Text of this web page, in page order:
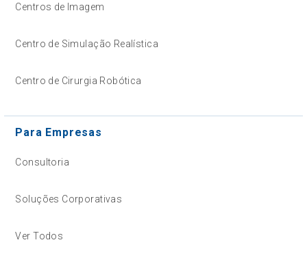
Centros de Imagem
Centro de Simulação Realística
Centro de Cirurgia Robótica
Para Empresas
Consultoria
Soluções Corporativas
Ver Todos